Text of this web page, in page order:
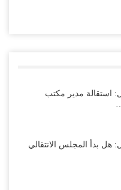
استقالة مدير مكتب
هل بدأ المجلس الانتقالي